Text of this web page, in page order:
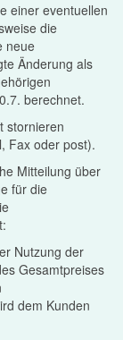
einer eventuellen
die
neue
Änderung als
berechnet.
stornieren
Fax oder post).
Mitteilung über
für die
Nutzung der
Gesamtpreises
dem Kunden